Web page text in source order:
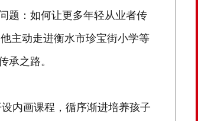
题：如何让更多年轻从业者传
主动走进衡水市珍宝街小学等
承之路。
内画课程，循序渐进培养孩子